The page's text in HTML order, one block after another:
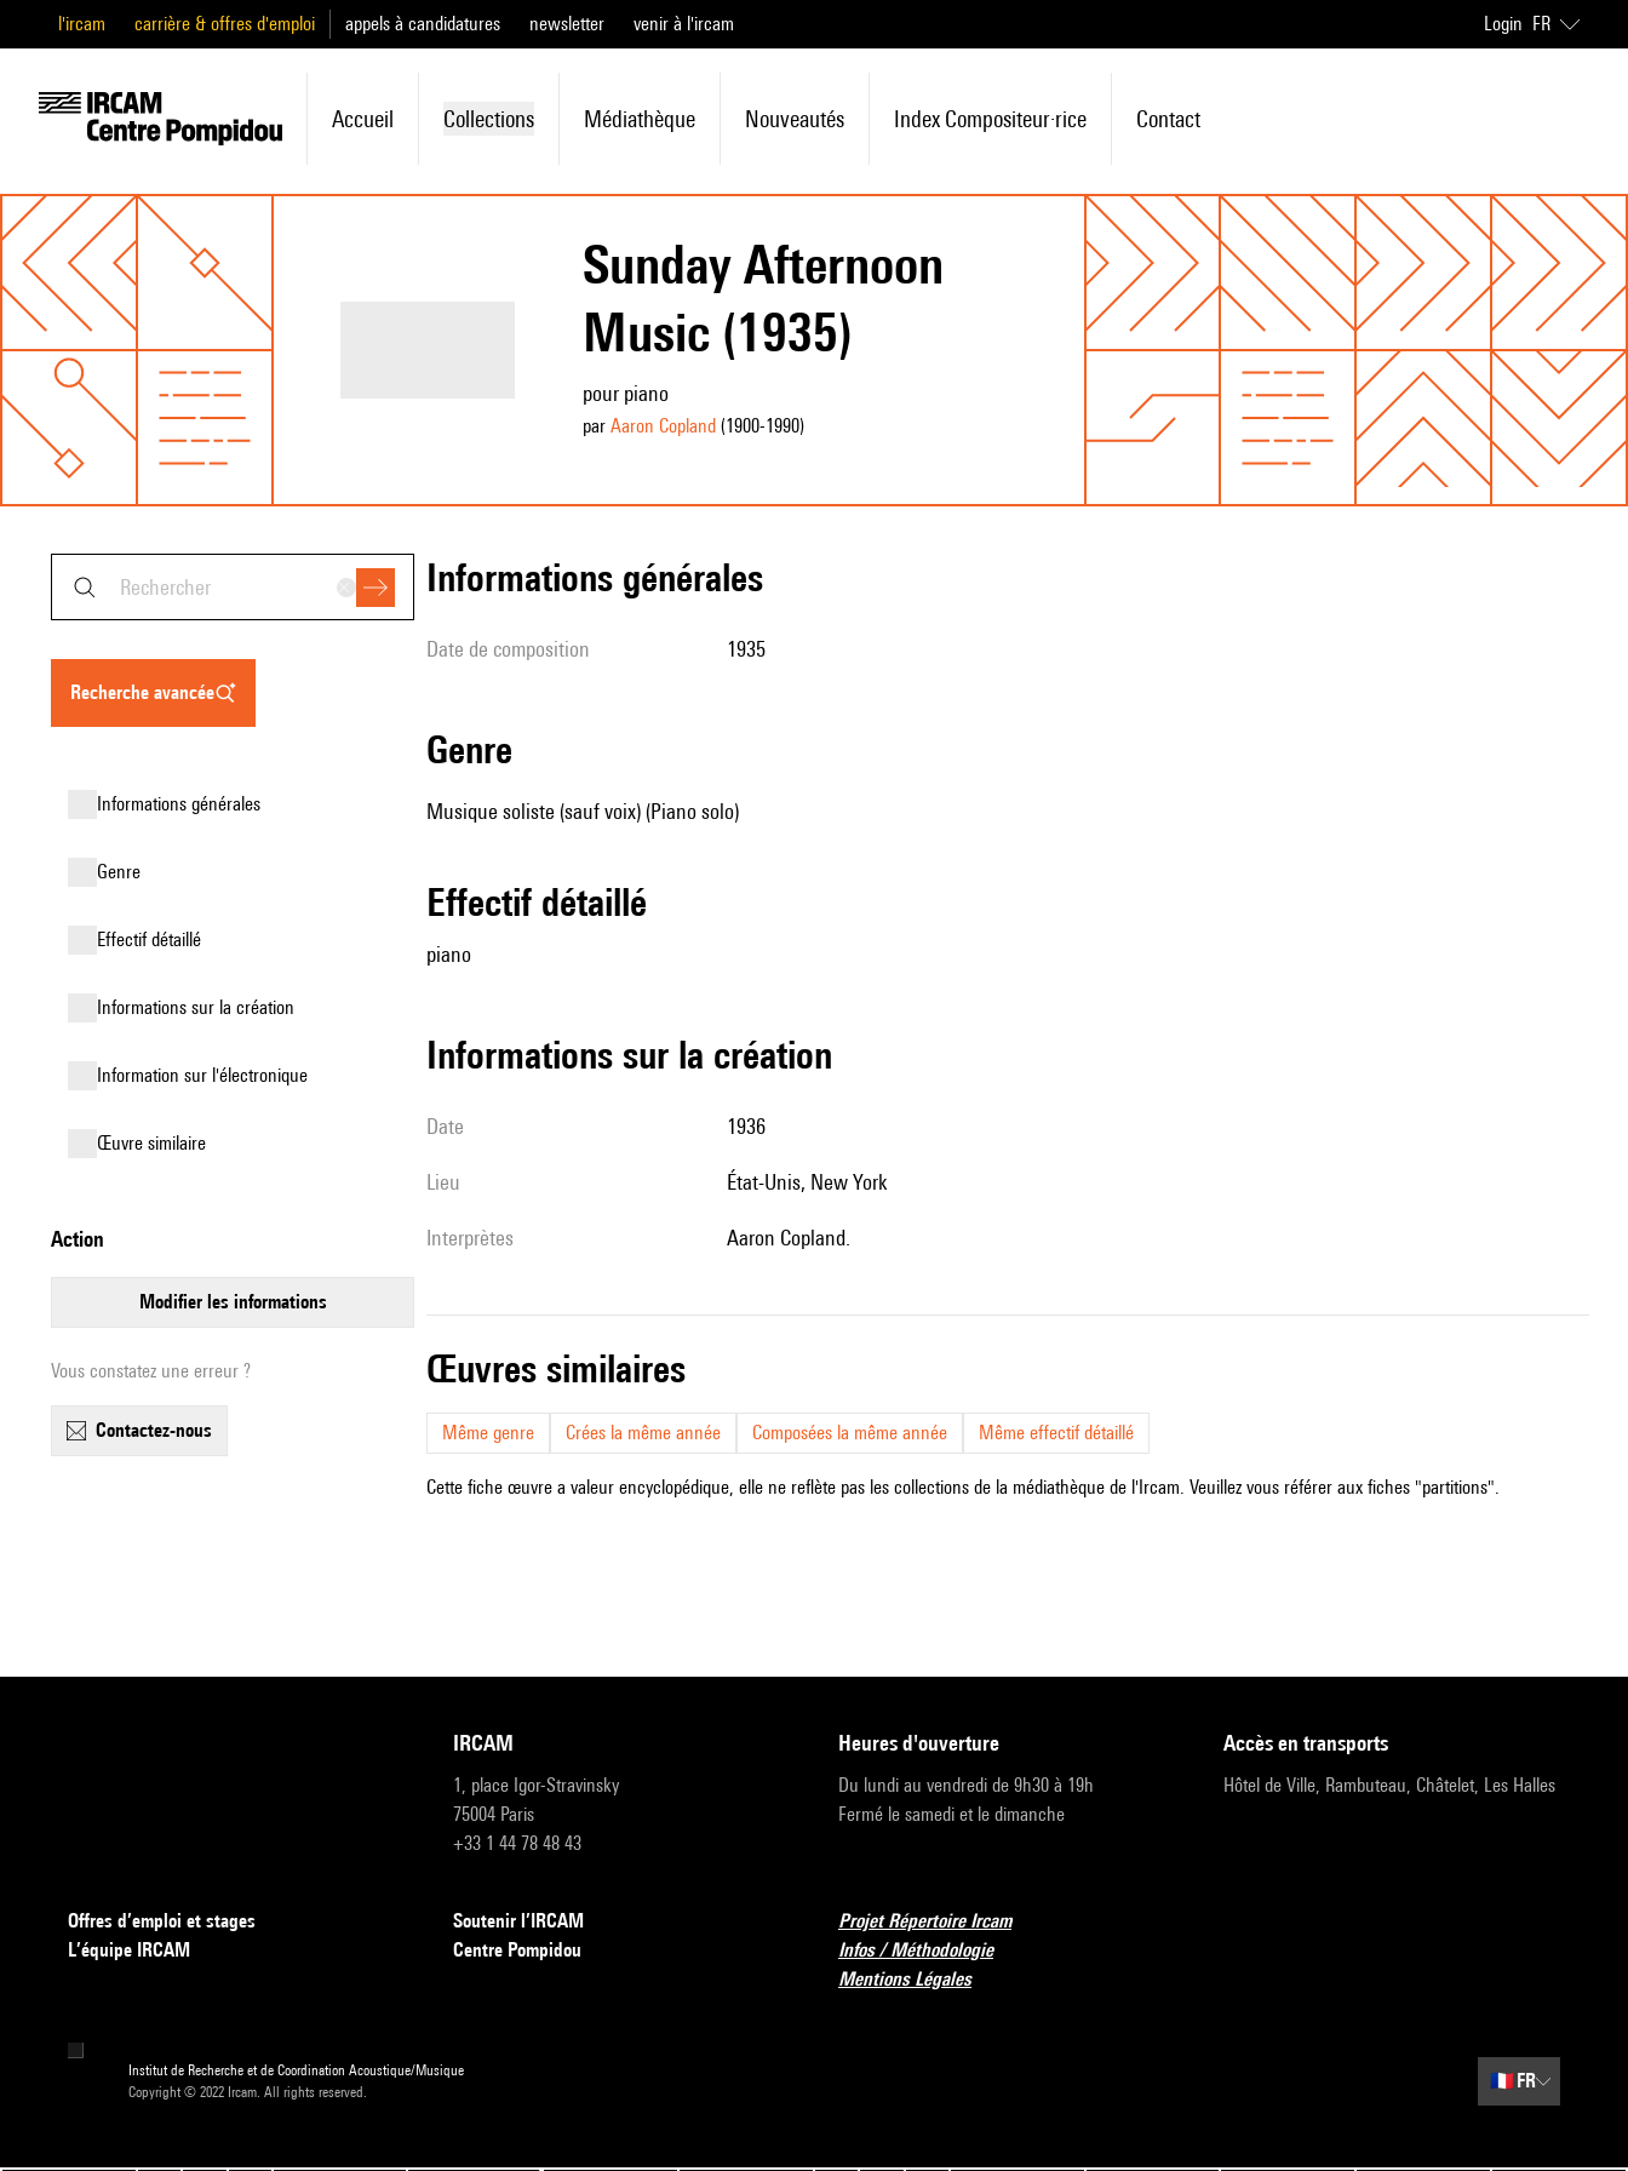
l'ircam carrière & offres d'emploi appels à candidatures newsletter venir à l'ircam Login FR
Accueil Collections Médiathèque Nouveautés Index Compositeur·rice Contact
Sunday Afternoon
Music (1935)
pour piano
par Aaron Copland(1900-1990)
recherche avancée
informations générales
genre
effectif détaillé
informations sur la création
Information sur l'électronique
œuvre similaire
action
modifier les informations
Vous constatez une erreur ?
contactez-nous
informations générales
date de composition 1935
genre
Musique soliste (sauf voix) (Piano solo)
effectif détaillé
piano
informations sur la création
date 1936
lieu État-Unis, New York
interprètes Aaron Copland.
œuvres similaires
Même genre Crées la même année Composées la même année Même effectif détaillé
Cette fiche œuvre a valeur encyclopédique, elle ne reflète pas les collections de la médiathèque de l'Ircam. Veuillez vous référer aux fiches "partitions".
IRCAM
1, place Igor-Stravinsky
75004 Paris
+33 1 44 78 48 43
heures d'ouverture
Du lundi au vendredi de 9h30 à 19h
Fermé le samedi et le dimanche
accès en transports
Hôtel de Ville, Rambuteau, Châtelet, Les Halles
Offres d’emploi et stages
L’équipe IRCAM
Soutenir l’IRCAM
Centre Pompidou
Projet Répertoire Ircam
Infos / Méthodologie
Mentions Légales
Institut de Recherche et de Coordination Acoustique/Musique
Copyright © 2022 Ircam. All rights reserved.
🇫🇷 FR